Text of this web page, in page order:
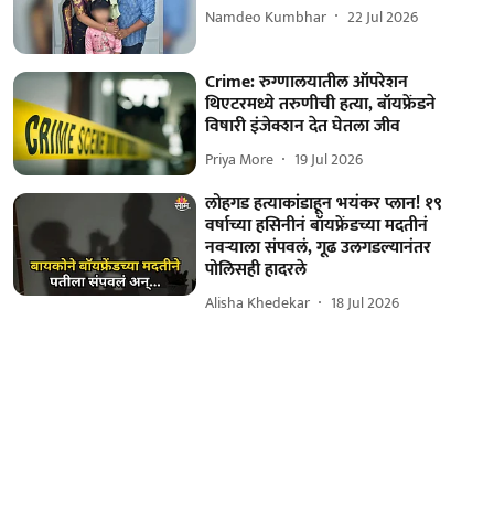
Namdeo Kumbhar 22 Jul 2026
Crime: रुग्णालयातील ऑपरेशन
थिएटरमध्ये तरुणीची हत्या, बॉयफ्रेंडने
विषारी इंजेक्शन देत घेतला जीव
Priya More 19 Jul 2026
लोहगड हत्याकांडाहून भयंकर प्लान! १९
वर्षाच्या हसिनीनं बॉयफ्रेंडच्या मदतीनं
नवऱ्याला संपवलं, गूढ उलगडल्यानंतर
पोलिसही हादरले
Alisha Khedekar 18 Jul 2026